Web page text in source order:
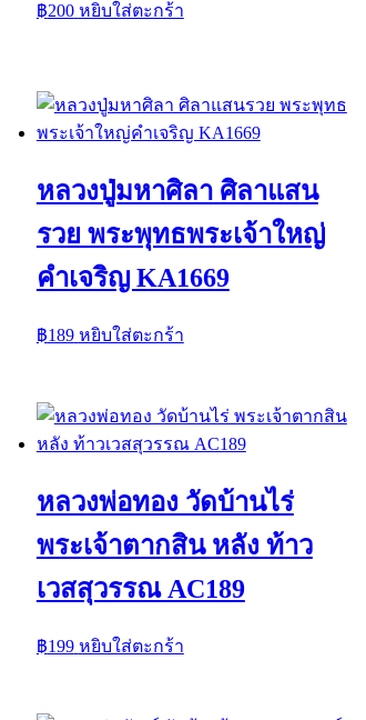
฿200 หยิบใส่ตะกร้า
หลวงปู่มหาศิลา ศิลาแสน
รวย พระพุทธพระเจ้าใหญ่
คำเจริญ KA1669
฿189 หยิบใส่ตะกร้า
หลวงพ่อทอง วัดบ้านไร่
พระเจ้าตากสิน หลัง ท้าว
เวสสุวรรณ AC189
฿199 หยิบใส่ตะกร้า